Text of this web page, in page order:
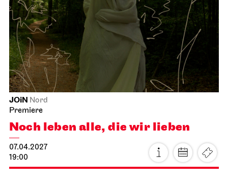
JOiN Nord
Premiere
Noch leben alle, die wir lieben
07.04.2027
19:00